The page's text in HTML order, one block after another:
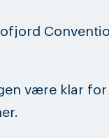
være klar for